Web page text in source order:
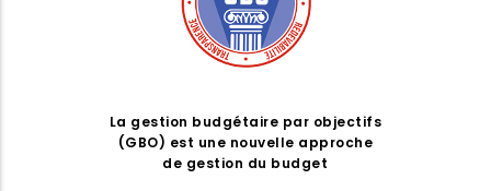
La gestion budgétaire par objectifs
(GBO) est une nouvelle approche
de gestion du budget